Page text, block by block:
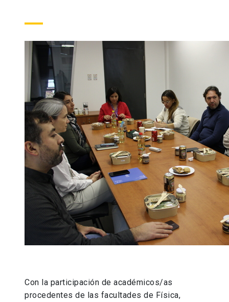
Con la participación de académicos/as
procedentes de las facultades de Física,